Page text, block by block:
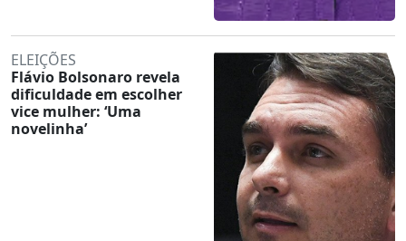
ELEIÇÕES
Flávio Bolsonaro revela
dificuldade em escolher
vice mulher: ‘Uma
novelinha’